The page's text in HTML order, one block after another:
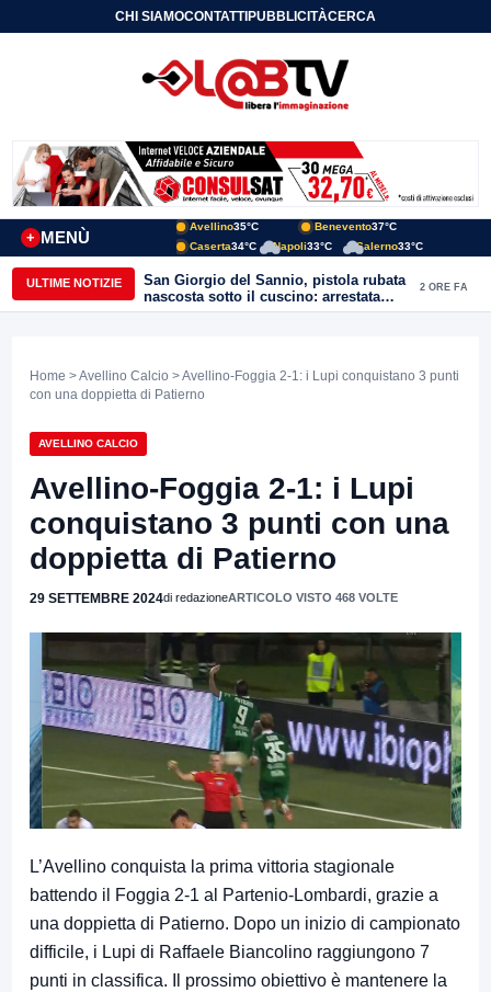
CHI SIAMOCONTATTIPUBBLICITÀCERCA
MENÙ
+
Avellino35°C Benevento37°C
Caserta34°C Napoli33°C Salerno33°C
ULTIME NOTIZIE
San Giorgio del Sannio, pistola rubata
nascosta sotto il cuscino: arrestata
51enne
2 ORE FA
Home >Avellino Calcio > Avellino-Foggia 2-1: i Lupi conquistano 3 punti
con una doppietta di Patierno
AVELLINO CALCIO
Avellino-Foggia 2-1: i Lupi
conquistano 3 punti con una
doppietta di Patierno
29 SETTEMBRE 2024di redazioneARTICOLO VISTO 468 VOLTE
L’Avellino conquista la prima vittoria stagionale
battendo il Foggia 2-1 al Partenio-Lombardi, grazie a
una doppietta di Patierno. Dopo un inizio di campionato
difficile, i Lupi di Raffaele Biancolino raggiungono 7
punti in classifica. Il prossimo obiettivo è mantenere la